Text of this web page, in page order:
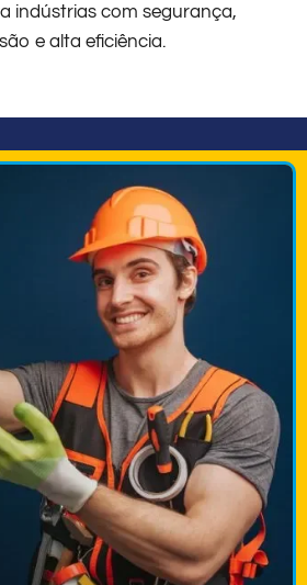
indústrias com segurança,
e alta eficiência.